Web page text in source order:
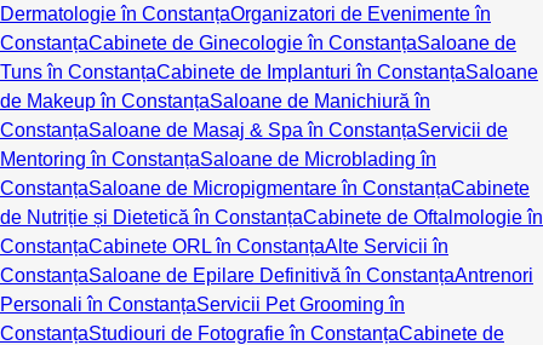
Dermatologie în ConstanțaOrganizatori de Evenimente în
ConstanțaCabinete de Ginecologie în ConstanțaSaloane de
Tuns în ConstanțaCabinete de Implanturi în ConstanțaSaloane
de Makeup în ConstanțaSaloane de Manichiură în
ConstanțaSaloane de Masaj & Spa în ConstanțaServicii de
Mentoring în ConstanțaSaloane de Microblading în
ConstanțaSaloane de Micropigmentare în ConstanțaCabinete
de Nutriție și Dietetică în ConstanțaCabinete de Oftalmologie în
ConstanțaCabinete ORL în ConstanțaAlte Servicii în
ConstanțaSaloane de Epilare Definitivă în ConstanțaAntrenori
Personali în ConstanțaServicii Pet Grooming în
ConstanțaStudiouri de Fotografie în ConstanțaCabinete de